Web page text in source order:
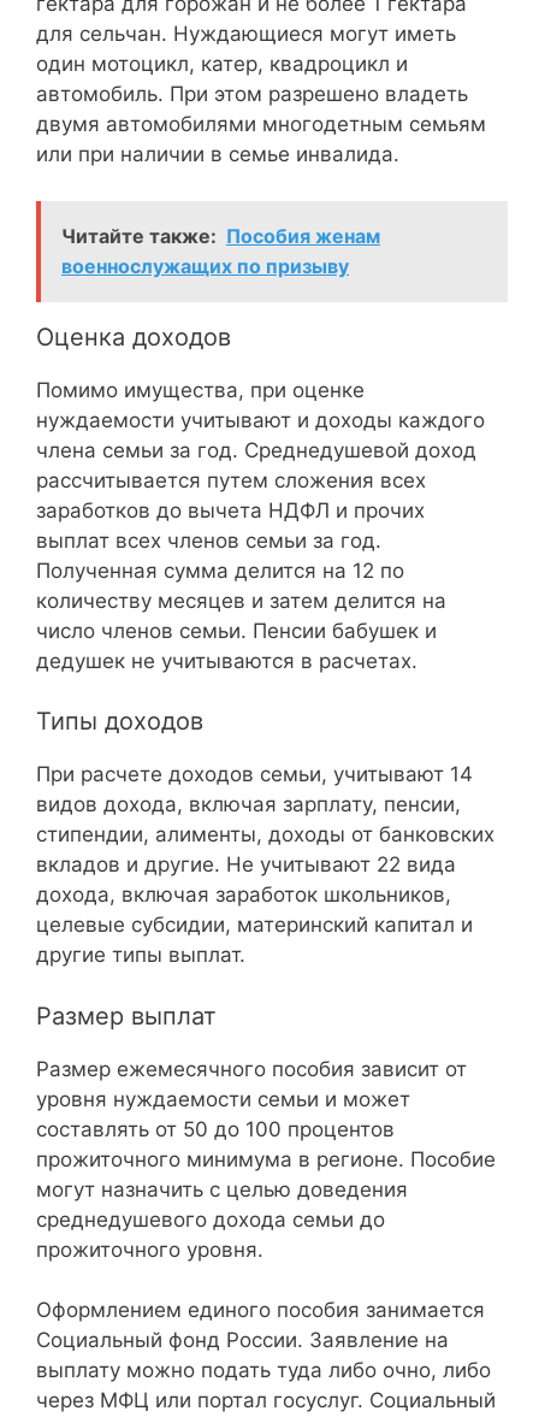
для сельчан. Нуждающиеся могут иметь
один мотоцикл, катер, квадроцикл и
автомобиль. При этом разрешено владеть
двумя автомобилями многодетным семьям
или при наличии в семье инвалида.
Читайте также: Пособия женам
военнослужащих по призыву
Оценка доходов
Помимо имущества, при оценке
нуждаемости учитывают и доходы каждого
члена семьи за год. Среднедушевой доход
рассчитывается путем сложения всех
заработков до вычета НДФЛ и прочих
выплат всех членов семьи за год.
Полученная сумма делится на 12 по
количеству месяцев и затем делится на
число членов семьи. Пенсии бабушек и
дедушек не учитываются в расчетах.
Типы доходов
При расчете доходов семьи, учитывают 14
видов дохода, включая зарплату, пенсии,
стипендии, алименты, доходы от банковских
вкладов и другие. Не учитывают 22 вида
дохода, включая заработок школьников,
целевые субсидии, материнский капитал и
другие типы выплат.
Размер выплат
Размер ежемесячного пособия зависит от
уровня нуждаемости семьи и может
составлять от 50 до 100 процентов
прожиточного минимума в регионе. Пособие
могут назначить с целью доведения
среднедушевого дохода семьи до
прожиточного уровня.
Оформлением единого пособия занимается
Социальный фонд России. Заявление на
выплату можно подать туда либо очно, либо
через МФЦ или портал госуслуг. Социальный